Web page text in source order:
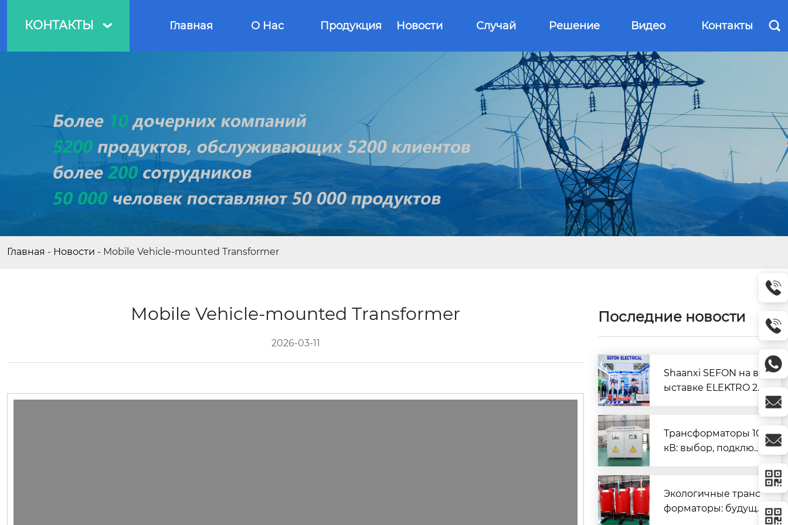
КОНТАКТЫ  Главная О Нас Продукция Новости Случай Решение Видео Контакты 
Главная - Новости - Mobile Vehicle-mounted Transformer
Mobile Vehicle-mounted Transformer
2026-03-11
Последние новости
Shaanxi SEFON на в
ыставке ELEKTRO 2
двигатель развития
мировых рынков
Трансформаторы 10
кВ: выбор, подключ
Экологичные транс
форматоры: будуще